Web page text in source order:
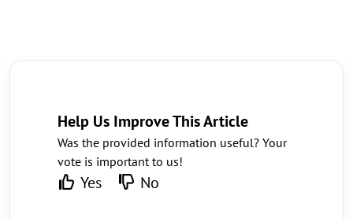
Help Us Improve This Article
Was the provided information useful? Your
vote is important to us!
Yes No